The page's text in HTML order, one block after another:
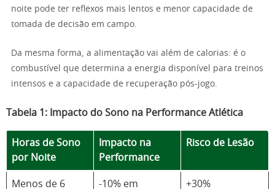
noite pode ter reflexos mais lentos e menor capacidade de
tomada de decisão em campo.
Da mesma forma, a alimentação vai além de calorias: é o
combustível que determina a energia disponível para treinos
intensos e a capacidade de recuperação pós-jogo.
Tabela 1: Impacto do Sono na Performance Atlética
Horas de Sono
por Noite
Impacto na
Performance
Risco de Lesão
Menos de 6
-10% em
+30%